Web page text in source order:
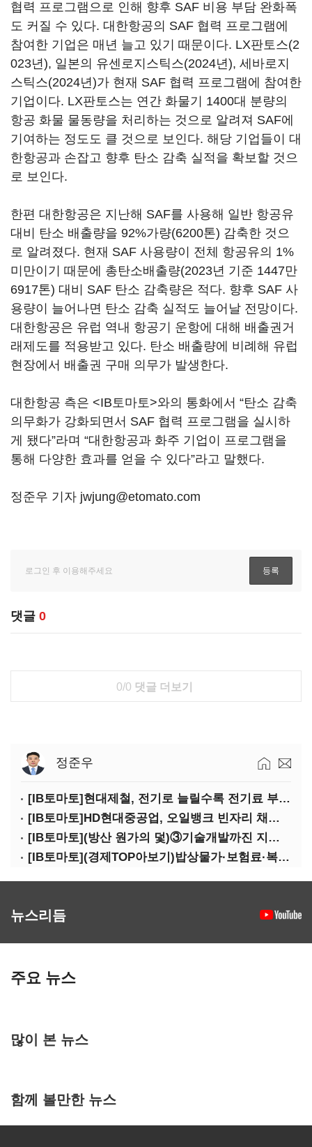
협력 프로그램으로 인해 향후 SAF 비용 부담 완화폭
도 커질 수 있다. 대한항공의 SAF 협력 프로그램에
참여한 기업은 매년 늘고 있기 때문이다. LX판토스(2
023년), 일본의 유센로지스틱스(2024년), 세바로지
스틱스(2024년)가 현재 SAF 협력 프로그램에 참여한
기업이다. LX판토스는 연간 화물기 1400대 분량의
항공 화물 물동량을 처리하는 것으로 알려져 SAF에
기여하는 정도도 클 것으로 보인다. 해당 기업들이 대
한항공과 손잡고 향후 탄소 감축 실적을 확보할 것으
로 보인다.
한편 대한항공은 지난해 SAF를 사용해 일반 항공유
대비 탄소 배출량을 92%가량(6200톤) 감축한 것으
로 알려졌다. 현재 SAF 사용량이 전체 항공유의 1%
미만이기 때문에 총탄소배출량(2023년 기준 1447만
6917톤) 대비 SAF 탄소 감축량은 적다. 향후 SAF 사
용량이 늘어나면 탄소 감축 실적도 늘어날 전망이다.
대한항공은 유럽 역내 항공기 운항에 대해 배출권거
래제도를 적용받고 있다. 탄소 배출량에 비례해 유럽
현장에서 배출권 구매 의무가 발생한다.
대한항공 측은 <IB토마토>와의 통화에서 “탄소 감축
의무화가 강화되면서 SAF 협력 프로그램을 실시하
게 됐다”라며 “대한항공과 화주 기업이 프로그램을
통해 다양한 효과를 얻을 수 있다”라고 말했다.
정준우 기자 jwjung@etomato.com
댓글 0
0/0 댓글 더보기
정준우
[IB토마토]현대제철, 전기로 늘릴수록 전기료 부담…저탄소 전환의 역설
[IB토마토]HD현대중공업, 오일뱅크 빈자리 채웠다…그룹 배당 핵심축 부상
[IB토마토](방산 원가의 덫)③기술개발까진 지원…수출은 각자도생
[IB토마토](경제TOP아보기)밥상물가·보험료·복구비…장마가 내미는 청구서
뉴스리듬
주요 뉴스
많이 본 뉴스
함께 볼만한 뉴스